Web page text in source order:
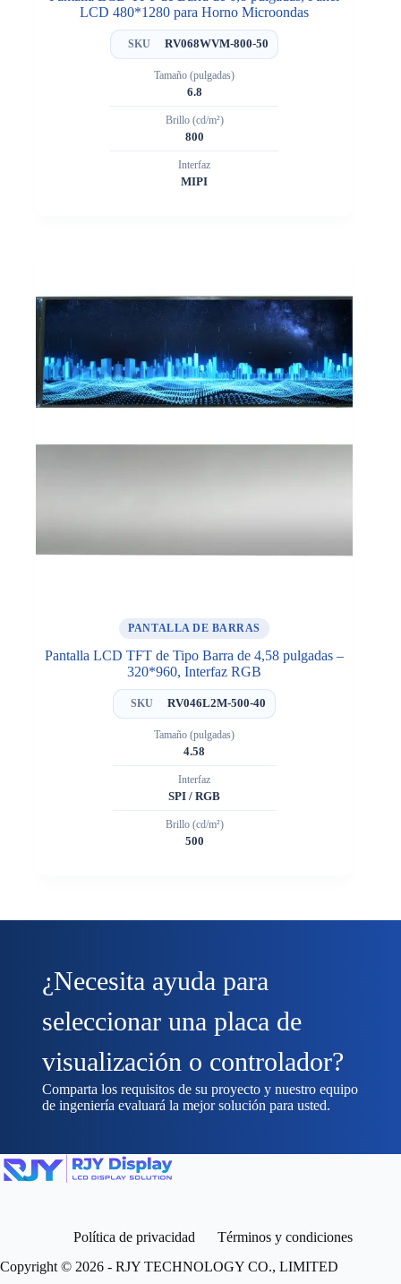
LCD 480*1280 para Horno Microondas
SKU RV068WVM-800-50
Tamaño (pulgadas)
6.8
Brillo (cd/m²)
800
Interfaz
MIPI
PANTALLA DE BARRAS
Pantalla LCD TFT de Tipo Barra de 4,58 pulgadas –
320*960, Interfaz RGB
SKU RV046L2M-500-40
Tamaño (pulgadas)
4.58
Interfaz
SPI / RGB
Brillo (cd/m²)
500
¿Necesita ayuda para
seleccionar una placa de
visualización o controlador?
Comparta los requisitos de su proyecto y nuestro equipo
de ingeniería evaluará la mejor solución para usted.
Política de privacidad
Términos y condiciones
Copyright © 2026 - RJY TECHNOLOGY CO., LIMITED